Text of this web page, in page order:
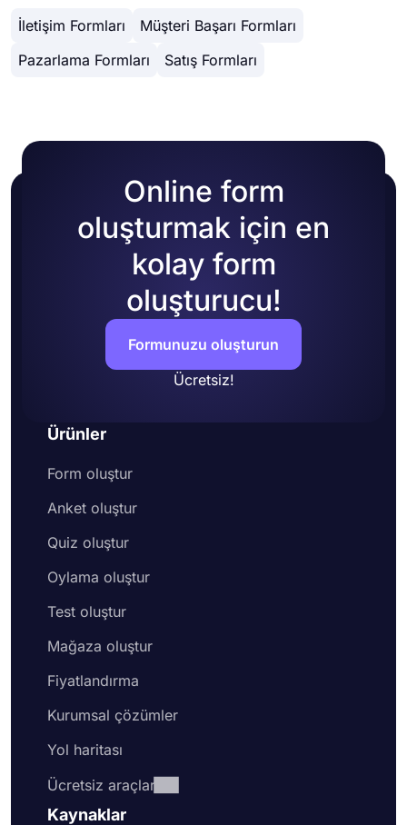
İletişim Formları
Müşteri Başarı Formları
Pazarlama Formları
Satış Formları
Online form
oluşturmak için en
kolay form
oluşturucu!
Formunuzu oluşturun
Ücretsiz!
Ürünler
Form oluştur
Anket oluştur
Quiz oluştur
Oylama oluştur
Test oluştur
Mağaza oluştur
Fiyatlandırma
Kurumsal çözümler
Yol haritası
Ücretsiz araçlar
Kaynaklar